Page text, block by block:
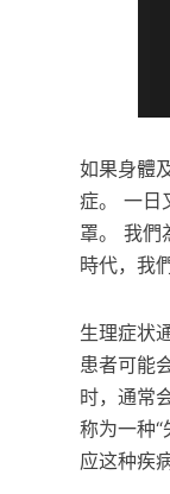
如果身體
症。 一日
罩。 我們
時代，我
生理症状
患者可能
时，通常
称为一种
应这种疾